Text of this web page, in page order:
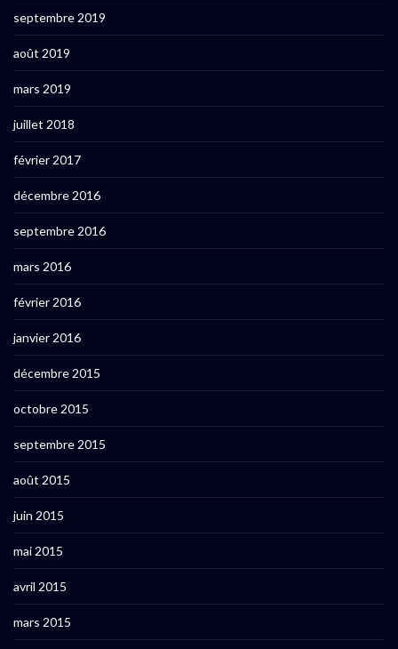
septembre 2019
août 2019
mars 2019
juillet 2018
février 2017
décembre 2016
septembre 2016
mars 2016
février 2016
janvier 2016
décembre 2015
octobre 2015
septembre 2015
août 2015
juin 2015
mai 2015
avril 2015
mars 2015